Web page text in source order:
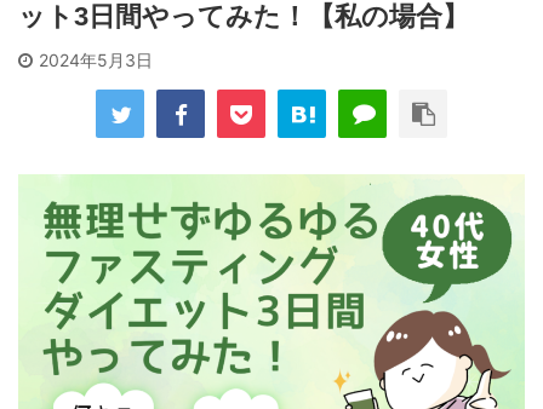
ット3日間やってみた！【私の場合】
2024年5月3日